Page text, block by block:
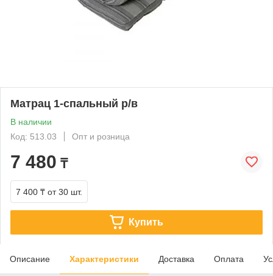
Матрац 1-спальный р/в
В наличии
Код: 513.03
Опт и розница
7 480 ₸
7 400 ₸ от 30 шт.
Купить
Описание Характеристики Доставка Оплата